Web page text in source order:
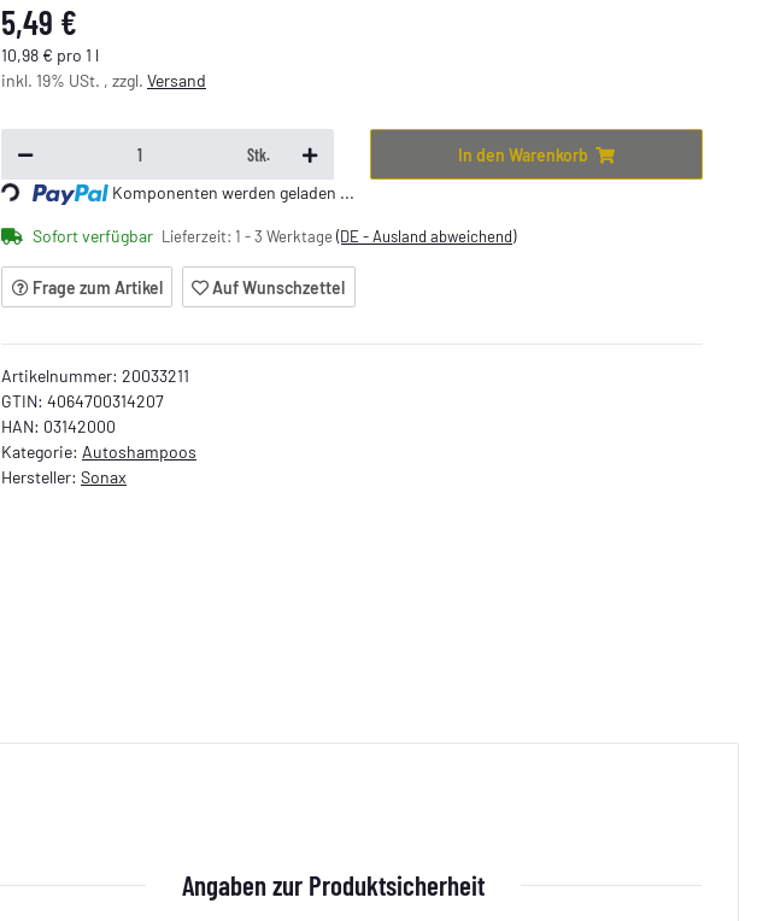
5,49 €
10,98 € pro 1 l
inkl. 19% USt. , zzgl. Versand
Stk. In den Warenkorb
Loading... Komponenten werden geladen ...
Sofort verfügbar Lieferzeit: 1 - 3 Werktage (DE - Ausland abweichend)
Frage zum Artikel Auf Wunschzettel
Artikelnummer: 20033211
GTIN: 4064700314207
HAN: 03142000
Kategorie: Autoshampoos
Hersteller: Sonax
Angaben zur Produktsicherheit